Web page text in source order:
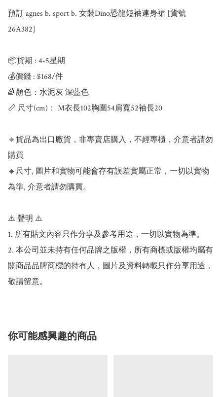
預訂 agnes b. sport b. 女裝Dino恐龍短袖連身裙 [貨號
26A382]
📦貨期 : 4-5星期
💰價錢 : $168/件
🌈顏色：水泥灰 深藍色
📏 尺寸(cm)： M衣長102胸圍54肩寬52袖長20
🔸貨品為出口廠貨，非專賣店購入，不經專櫃，介意者請勿
購買
🔸尺寸, 圖片和實物可能會存有誤差實屬正常，一切以實物
為準, 介意者請勿購買。
⚠️ 聲明 ⚠️
1. 所有貼文內容只作分享及參考用途，一切以實物為準。
2. 本公司並未持有任何品牌之版權，所有商標或版權均屬有
關商品品牌商標的持有人，圖片及資料轉載只作分享用途，
敬請留意。
你可能感興趣的商品